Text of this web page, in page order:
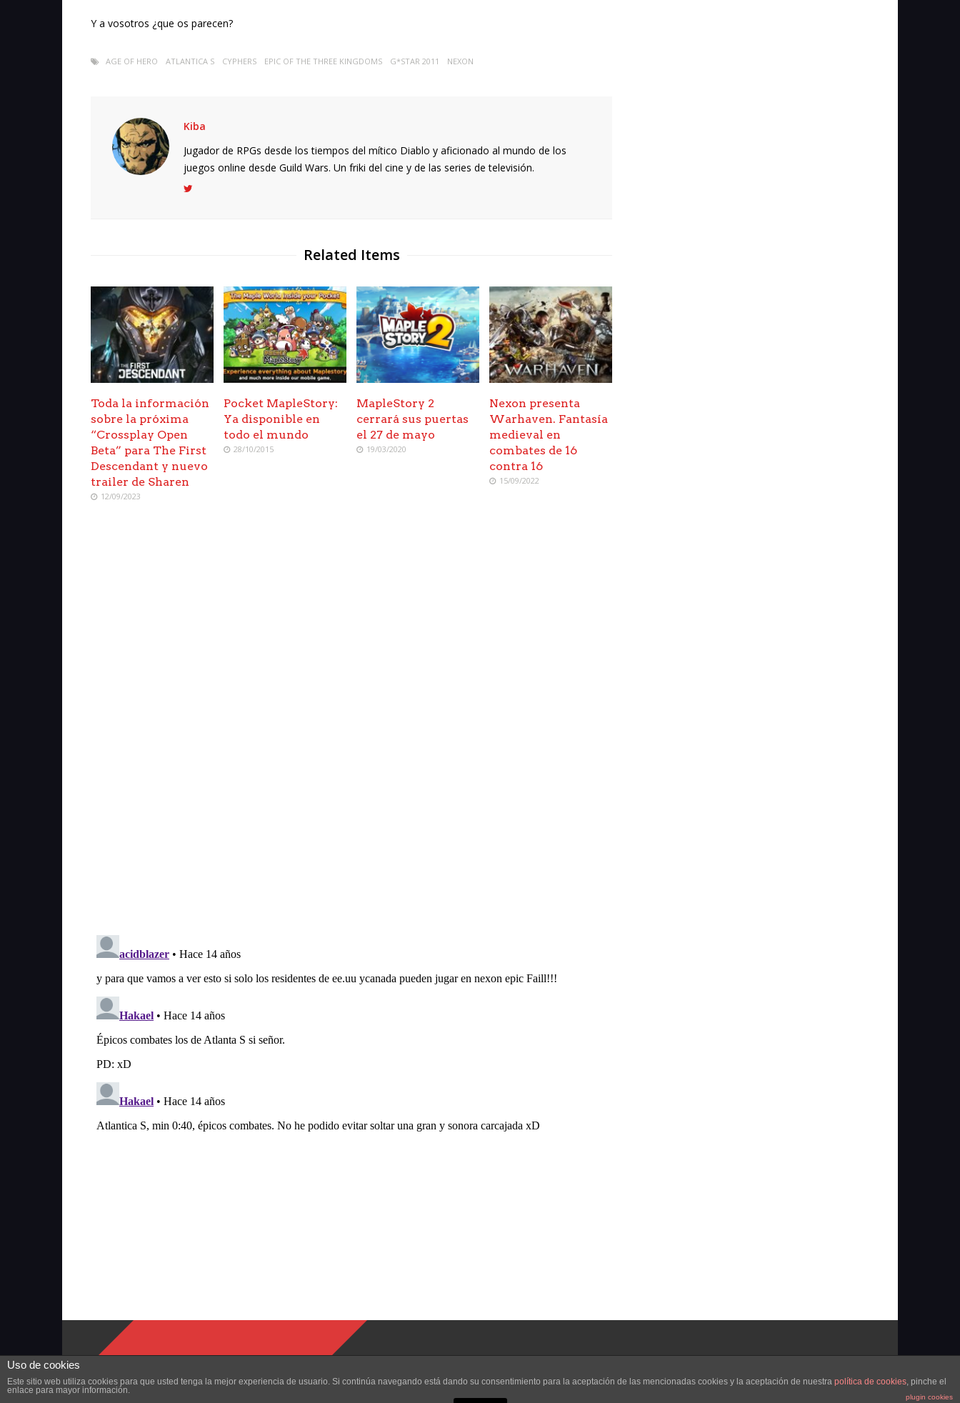
Y a vosotros ¿que os parecen?
AGE OF HERO ATLANTICA S CYPHERS EPIC OF THE THREE KINGDOMS G*STAR 2011 NEXON
Kiba
Jugador de RPGs desde los tiempos del mítico Diablo y aficionado al mundo de los
juegos online desde Guild Wars. Un friki del cine y de las series de televisión.
Related Items
Toda la información
sobre la próxima
“Crossplay Open
Beta” para The First
Descendant y nuevo
trailer de Sharen
12/09/2023
Pocket MapleStory:
Ya disponible en
todo el mundo
28/10/2015
MapleStory 2
cerrará sus puertas
el 27 de mayo
19/03/2020
Nexon presenta
Warhaven. Fantasía
medieval en
combates de 16
contra 16
15/09/2022
Uso de cookies
Este sitio web utiliza cookies para que usted tenga la mejor experiencia de usuario. Si continúa navegando está dando su consentimiento para la aceptación de las mencionadas cookies y la aceptación de nuestra política de cookies, pinche el
enlace para mayor información.
plugin cookies